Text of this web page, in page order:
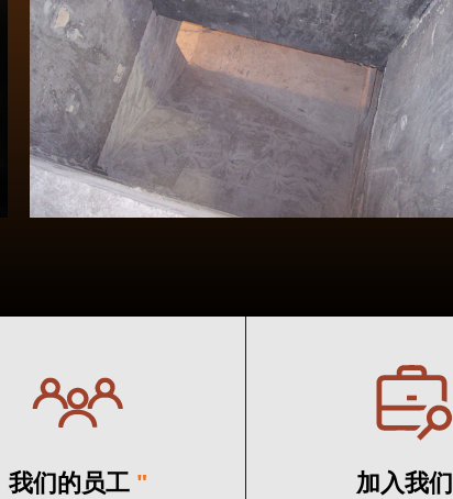
我们的员工 " 加入我们